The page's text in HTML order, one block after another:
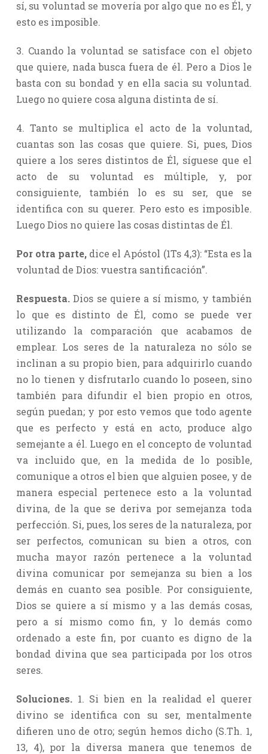
sí, su voluntad se movería por algo que no es Él, y
esto es imposible.
3. Cuando la voluntad se satisface con el objeto
que quiere, nada busca fuera de él. Pero a Dios le
basta con su bondad y en ella sacia su voluntad.
Luego no quiere cosa alguna distinta de sí.
4. Tanto se multiplica el acto de la voluntad,
cuantas son las cosas que quiere. Si, pues, Dios
quiere a los seres distintos de Él, síguese que el
acto de su voluntad es múltiple, y, por
consiguiente, también lo es su ser, que se
identifica con su querer. Pero esto es imposible.
Luego Dios no quiere las cosas distintas de Él.
Por otra parte, dice el Apóstol (1Ts 4,3): “Esta es la
voluntad de Dios: vuestra santificación”.
Respuesta.Dios se quiere a sí mismo, y también
lo que es distinto de Él, como se puede ver
utilizando la comparación que acabamos de
emplear. Los seres de la naturaleza no sólo se
inclinan a su propio bien, para adquirirlo cuando
no lo tienen y disfrutarlo cuando lo poseen, sino
también para difundir el bien propio en otros,
según puedan; y por esto vemos que todo agente
que es perfecto y está en acto, produce algo
semejante a él. Luego en el concepto de voluntad
va incluido que, en la medida de lo posible,
comunique a otros el bien que alguien posee, y de
manera especial pertenece esto a la voluntad
divina, de la que se deriva por semejanza toda
perfección. Si, pues, los seres de la naturaleza, por
ser perfectos, comunican su bien a otros, con
mucha mayor razón pertenece a la voluntad
divina comunicar por semejanza su bien a los
demás en cuanto sea posible. Por consiguiente,
Dios se quiere a sí mismo y a las demás cosas,
pero a sí mismo como fin, y lo demás como
ordenado a este fin, por cuanto es digno de la
bondad divina que sea participada por los otros
seres.
Soluciones. 1. Si bien en la realidad el querer
divino se identifica con su ser, mentalmente
difieren uno de otro; según hemos dicho (S.Th. 1,
13, 4), por la diversa manera que tenemos de